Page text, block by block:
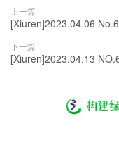
上一篇
[Xiuren]2023.04.06
下一篇
[Xiuren]2023.04.13